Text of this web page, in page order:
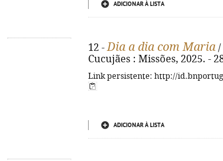
ADICIONAR À LISTA
12 -Dia a dia com Maria /
Cucujães : Missões, 2025. -
Link persistente: http://
ADICIONAR À LISTA